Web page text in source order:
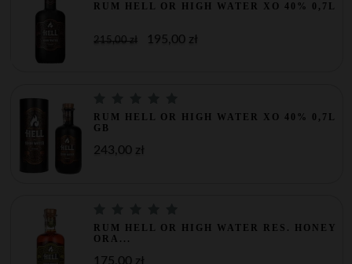
RUM HELL OR HIGH WATER XO 40% 0,7L
215,00 zł 195,00 zł
RUM HELL OR HIGH WATER XO 40% 0,7L
GB
243,00 zł
RUM HELL OR HIGH WATER RES. HONEY
ORA...
175,00 zł